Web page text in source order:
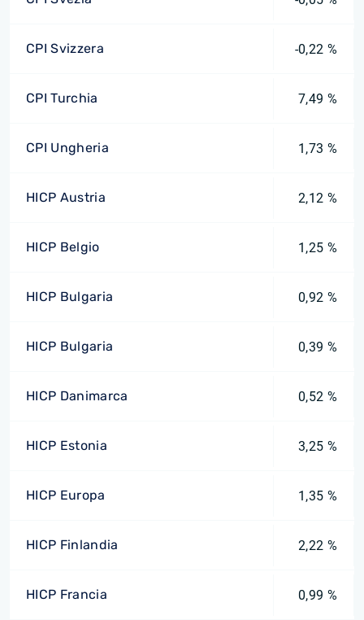
CPI Svizzera -0,22 %
CPI Turchia 7,49 %
CPI Ungheria 1,73 %
HICP Austria 2,12 %
HICP Belgio 1,25 %
HICP Bulgaria 0,92 %
HICP Bulgaria 0,39 %
HICP Danimarca 0,52 %
HICP Estonia 3,25 %
HICP Europa 1,35 %
HICP Finlandia 2,22 %
HICP Francia 0,99 %